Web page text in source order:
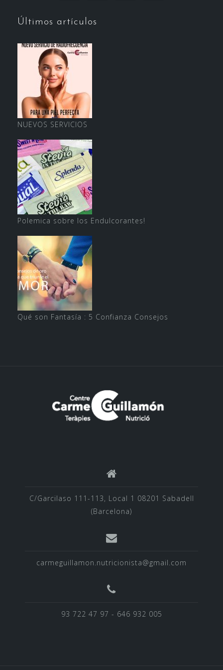
Últimos artículos
NUEVOS SERVICIOS
Polemica sobre los Endulcorantes!
Qué son Fantasía : 5 Confianza Consejos
C/Garcilaso 111-113, Local 1 08201 Sabadell
(Barcelona)
carmeguillamon.nutricionista@gmail.com
93 722 47 97 - 646 932 005